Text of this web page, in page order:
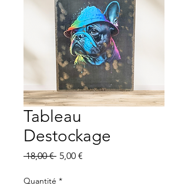
Tableau
Destockage
18,00 € Prix
5,00 €
Quantité *